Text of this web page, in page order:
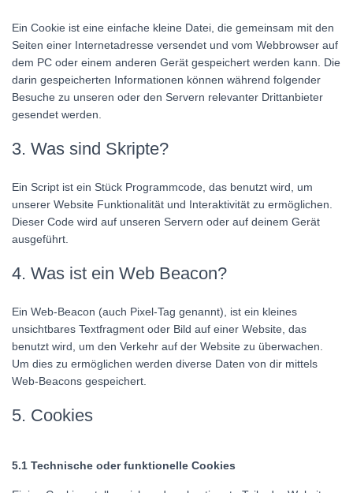
Ein Cookie ist eine einfache kleine Datei, die gemeinsam mit den
Seiten einer Internetadresse versendet und vom Webbrowser auf
dem PC oder einem anderen Gerät gespeichert werden kann. Die
darin gespeicherten Informationen können während folgender
Besuche zu unseren oder den Servern relevanter Drittanbieter
gesendet werden.
3. Was sind Skripte?
Ein Script ist ein Stück Programmcode, das benutzt wird, um
unserer Website Funktionalität und Interaktivität zu ermöglichen.
Dieser Code wird auf unseren Servern oder auf deinem Gerät
ausgeführt.
4. Was ist ein Web Beacon?
Ein Web-Beacon (auch Pixel-Tag genannt), ist ein kleines
unsichtbares Textfragment oder Bild auf einer Website, das
benutzt wird, um den Verkehr auf der Website zu überwachen.
Um dies zu ermöglichen werden diverse Daten von dir mittels
Web-Beacons gespeichert.
5. Cookies
5.1 Technische oder funktionelle Cookies